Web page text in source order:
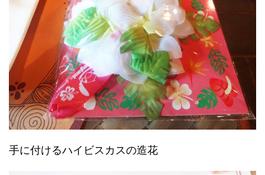
手に付けるハイビスカスの造花